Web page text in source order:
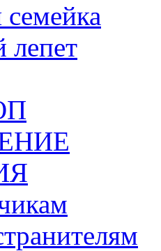
семейка
лепет